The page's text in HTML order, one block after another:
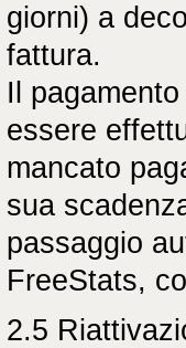
giorni) a
fattura.
Il
essere
mancato
sua
passaggio
FreeStats,
2.5